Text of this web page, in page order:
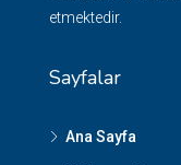
etmektedir.
Sayfalar
Ana Sayfa